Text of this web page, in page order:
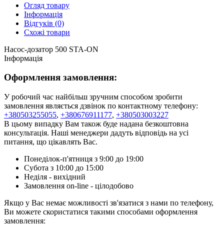
Огляд товару
Інформація
Відгуків (0)
Схожі товари
Насос-дозатор 500 STA-ON
Інформація
Оформлення замовлення:
У робочий час найбільш зручним способом зробити
замовлення являється дзвінок по контактному телефону:
+380503255055, +380676911177, +380503003227
В цьому випадку Вам також буде надана безкоштовна
консультація. Наші менеджери дадуть відповідь на усі
питання, що цікавлять Вас.
Понеділок-п'ятниця з 9:00 до 19:00
Субота з 10:00 до 15:00
Неділя - вихідний
Замовлення on-line - цілодобово
Якщо у Вас немає можливості зв'язатися з нами по телефону,
Ви можете скористатися такими способами оформлення
замовлення: